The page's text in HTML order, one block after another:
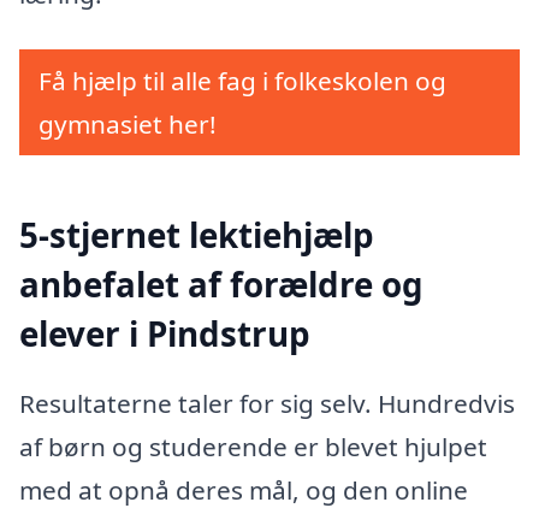
Få hjælp til alle fag i folkeskolen og
gymnasiet her!
5-stjernet lektiehjælp
anbefalet af forældre og
elever i Pindstrup
Resultaterne taler for sig selv. Hundredvis
af børn og studerende er blevet hjulpet
med at opnå deres mål, og den online